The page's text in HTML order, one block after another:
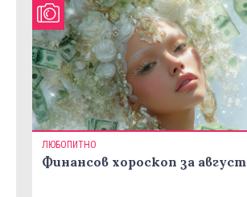
ЛЮБОПИТНО
Финансов хороскоп за август